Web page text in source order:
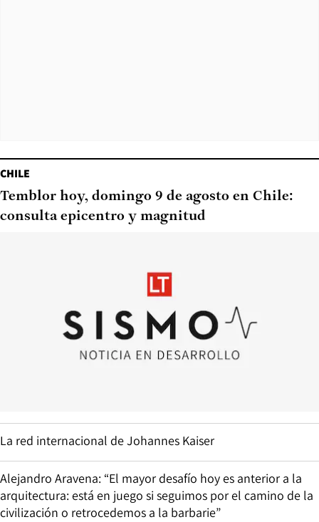
CHILE
Temblor hoy, domingo 9 de agosto en Chile:
consulta epicentro y magnitud
La red internacional de Johannes Kaiser
Alejandro Aravena: “El mayor desafío hoy es anterior a la
arquitectura: está en juego si seguimos por el camino de la
civilización o retrocedemos a la barbarie”